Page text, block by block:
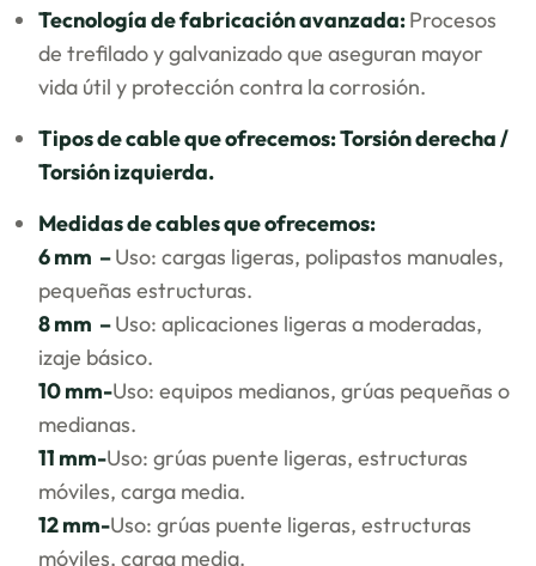
Tecnología de fabricación avanzada:Procesos
de trefilado y galvanizado que aseguran mayor
vida útil y protección contra la corrosión.
Tipos de cable que ofrecemos: Torsión derecha /
Torsión izquierda.
Medidas de cables que ofrecemos:
6 mm –Uso: cargas ligeras, polipastos manuales,
pequeñas estructuras.
8 mm –Uso: aplicaciones ligeras a moderadas,
izaje básico.
10 mm-Uso: equipos medianos, grúas pequeñas o
medianas.
11 mm-Uso: grúas puente ligeras, estructuras
móviles, carga media.
12 mm-Uso: grúas puente ligeras, estructuras
móviles, carga media.